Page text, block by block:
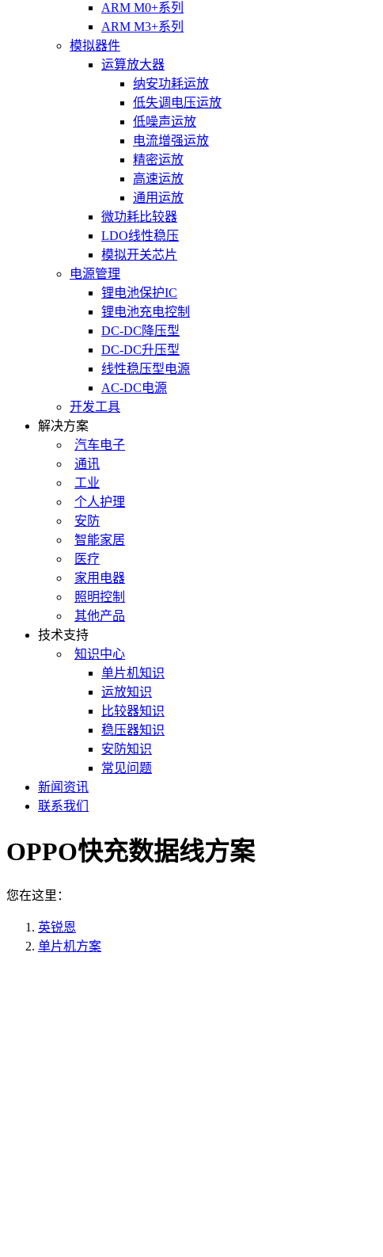
ARM M0+系列
ARM M3+系列
模拟器件
运算放大器
纳安功耗运放
低失调电压运放
低噪声运放
电流增强运放
精密运放
高速运放
通用运放
微功耗比较器
LDO线性稳压
模拟开关芯片
电源管理
锂电池保护IC
锂电池充电控制
DC-DC降压型
DC-DC升压型
线性稳压型电源
AC-DC电源
开发工具
解决方案
汽车电子
通讯
工业
个人护理
安防
智能家居
医疗
家用电器
照明控制
其他产品
技术支持
知识中心
单片机知识
运放知识
比较器知识
稳压器知识
安防知识
常见问题
新闻资讯
联系我们
OPPO快充数据线方案
您在这里：
英锐恩
单片机方案